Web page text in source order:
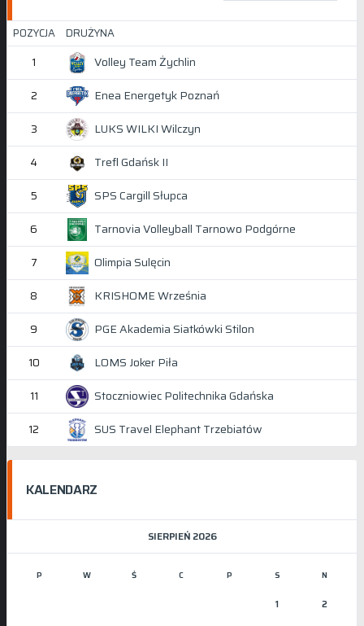
POZYCJA
DRUŻYNA
1
Volley Team Żychlin
2 Enea Energetyk Poznań
3 LUKS WILKI Wilczyn
4 Trefl Gdańsk II
5 SPS Cargill Słupca
6 Tarnovia Volleyball Tarnowo Podgórne
7 Olimpia Sulęcin
8 KRISHOME Września
9 PGE Akademia Siatkówki Stilon
10 LOMS Joker Piła
11 Stoczniowiec Politechnika Gdańska
12 SUS Travel Elephant Trzebiatów
KALENDARZ
SIERPIEŃ 2026
P W Ś C P S N
1 2